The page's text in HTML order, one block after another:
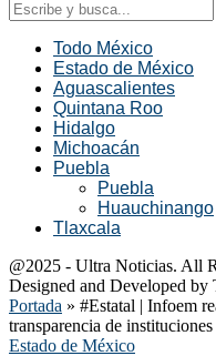
Todo México
Estado de México
Aguascalientes
Quintana Roo
Hidalgo
Michoacán
Puebla
Puebla
Huauchinango
Tlaxcala
@2025 - Ultra Noticias. All
Designed and Developed by
Portada » #Estatal | Infoem
transparencia de
Estado de México